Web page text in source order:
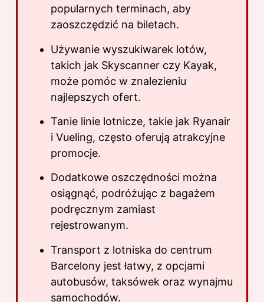
popularnych terminach, aby
zaoszczędzić na biletach.
Używanie wyszukiwarek lotów,
takich jak Skyscanner czy Kayak,
może pomóc w znalezieniu
najlepszych ofert.
Tanie linie lotnicze, takie jak Ryanair
i Vueling, często oferują atrakcyjne
promocje.
Dodatkowe oszczędności można
osiągnąć, podróżując z bagażem
podręcznym zamiast
rejestrowanym.
Transport z lotniska do centrum
Barcelony jest łatwy, z opcjami
autobusów, taksówek oraz wynajmu
samochodów.